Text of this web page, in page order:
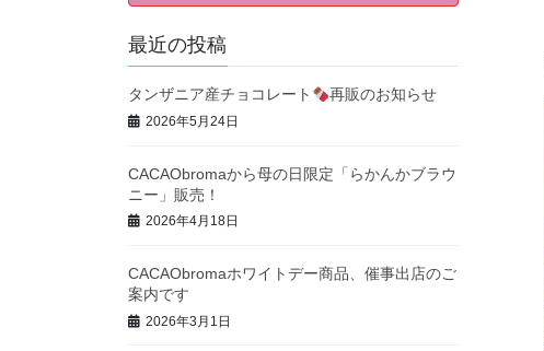
最近の投稿
タンザニア産チョコレート 再販のお知らせ
2026年5月24日
CACAObromaから母の日限定「らかんかブラウ
ニー」販売！
2026年4月18日
CACAObromaホワイトデー商品、催事出店のご
案内です
2026年3月1日